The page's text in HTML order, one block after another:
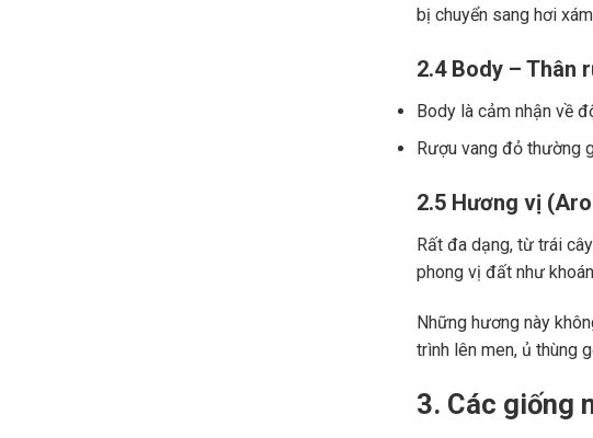
bị chuyển sang hơi
2.4 Body – Thân
Body là cảm nhận về
Rượu vang đỏ thường
2.5 Hương vị
Rất đa dạng, từ trái
phong vị đất như
Những hương này
trình lên men, ủ thùng
3. Các giống